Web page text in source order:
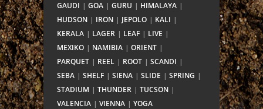
GAUDI
GOA GURU
HIMALAYA
HUDSON
IRON JEPOLO
KALI
KERALA
LAGER LEAF
LIVE
MEXIKO
NAMIBIA
ORIENT
PARQUET
REEL ROOT
SCANDI
SEBA
SHELF SIENA SLIDE
SPRING
STADIUM
THUNDER
TUCSON
VALENCIA
VIENNA YOGA